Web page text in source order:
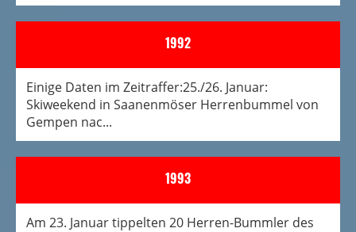
1992
Einige Daten im Zeitraffer:25./26. Januar:
Skiweekend in Saanenmöser Herrenbummel von
Gempen nac...
1993
Am 23. Januar tippelten 20 Herren-Bummler des